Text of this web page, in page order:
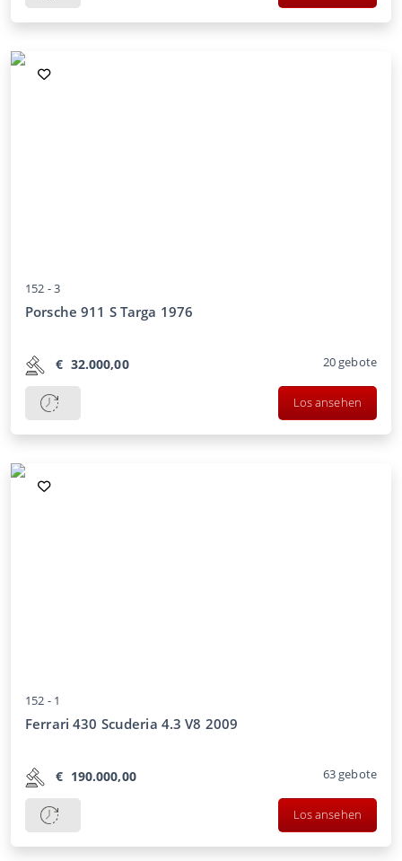
152 -3
Porsche 911 S Targa 1976
€ 32.000,00 20gebote
Los ansehen
152 - 1
Ferrari 430 Scuderia 4.3 V8 2009
€ 190.000,00 63gebote
Los ansehen